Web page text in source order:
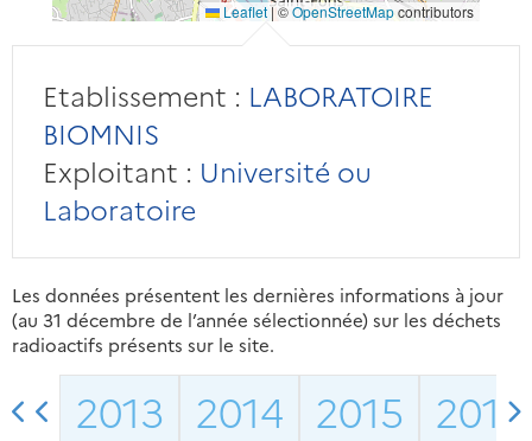
Leaflet|©OpenStreetMapcontributors
Etablissement : LABORATOIRE
BIOMNIS
Exploitant : Université ou
Laboratoire
Les données présentent les dernières informations à jour
(au 31 décembre de l’année sélectionnée) sur les déchets
radioactifs présents sur le site.
2013 2014 2015 2016